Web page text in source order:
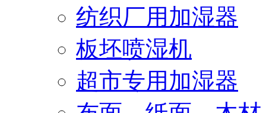
纺织厂用加湿器
板坯喷湿机
超市专用加湿器